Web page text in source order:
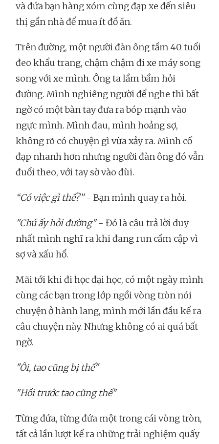
và đứa bạn hàng xóm cùng đạp xe đến siêu
thị gần nhà để mua ít đồ ăn.
Trên đường, một người đàn ông tầm 40 tuổi
đeo khẩu trang, chậm chậm đi xe máy song
song với xe mình. Ông ta lầm bầm hỏi
đường. Mình nghiêng người để nghe thì bất
ngờ có một bàn tay đưa ra bóp mạnh vào
ngực mình. Mình đau, mình hoảng sợ,
không rõ có chuyện gì vừa xảy ra. Mình cố
đạp nhanh hơn nhưng người đàn ông đó vẫn
đuổi theo, với tay sờ vào đùi.
“Có việc gì thế?”- Bạn mình quay ra hỏi.
"Chú ấy hỏi đường"- Đó là câu trả lời duy
nhất mình nghĩ ra khi đang run cầm cập vì
sợ và xấu hổ.
Mãi tới khi đi học đại học, có một ngày mình
cùng các bạn trong lớp ngồi vòng tròn nói
chuyện ở hành lang, mình mới lần đầu kể ra
câu chuyện này. Nhưng không có ai quá bất
ngờ.
"Ôi, tao cũng bị thế"
"Hồi trước tao cũng thế"
Từng đứa, từng đứa một trong cái vòng tròn,
tất cả lần lượt kể ra những trải nghiệm quấy